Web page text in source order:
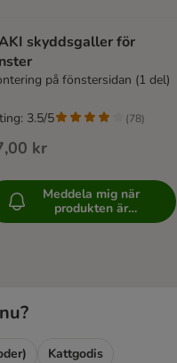
skyddsgaller för
på fönstersidan (1 del)
kr
3.5/5 (78)
Meddela mig när
produkten är
tillgänglig
Kattgodis